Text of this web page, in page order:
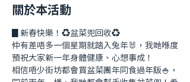
關於本活動
▊新春快樂！♻️盆菜兜回收♻️
仲有差唔多一個星期就踏入兔年🐰，我哋喺度
預祝大家新一年身體健康、心想事成！
相信唔少街坊都會買盆菜團年同食過年飯🍚，